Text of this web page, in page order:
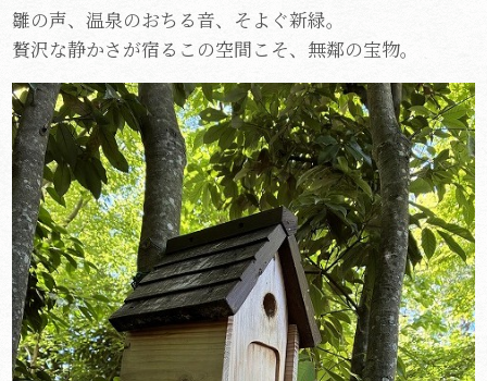
雛の声、温泉のおちる音、そよぐ新緑。
贅沢な静かさが宿るこの空間こそ、無鄰の宝物。